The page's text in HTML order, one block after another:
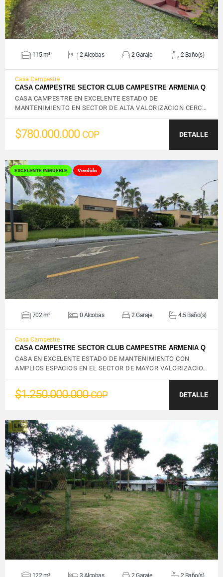
115 m² 2 Alcobas 2 Garaje 2 Baño(s)
Casa Campestre
CASA CAMPESTRE SECTOR CLUB CAMPESTRE ARMENIA Q
CASA CAMPESTRE EN EXCELENTE ESTADO DE
MANTENIMIENTO EN SECTOR DE ALTA VALORIZACION CERC…
$780.000.000 COP DETALLE
EXCELENTE INMUEBLE Vendido
VER DETALLES
702 m² 0 Alcobas 2 Garaje 4.5 Baño(s)
Casa Campestre
CASA CAMPESTRE SECTOR CLUB CAMPESTRE ARMENIA Q
CASA EN EXCELENTE ESTADO DE MANTENIMIENTO CON
AMPLIOS ESPACIOS EN EL SECTOR DE MAYOR VALORIZACIO…
$1.250.000.000COP DETALLE
VER DETALLES
122 m² 3 Alcobas 2 Garaje 2 Baño(s)